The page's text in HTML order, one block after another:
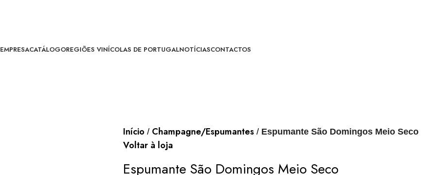
EMPRESACATÁLOGOREGIÕES VINÍCOLAS DE PORTUGALNOTÍCIASCONTACTOS
Início Champagne/Espumantes Espumante São Domingos Meio Seco
Voltar à loja
Espumante São Domingos Meio Seco